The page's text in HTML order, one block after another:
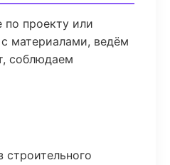
по проекту или
материалами, ведём
соблюдаем